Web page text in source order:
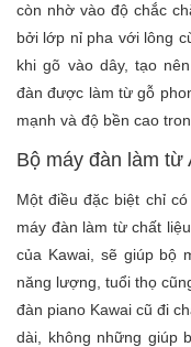
còn nhờ vào độ chắc
bởi lớp nỉ pha với lông
khi gõ vào dây, tạo
đàn được làm từ gỗ
mạnh và độ bền cao
Bộ máy đàn làm từ
Một điều đặc biệt chỉ
máy đàn làm từ chất
của Kawai, sẽ giúp bộ
năng lượng, tuổi thọ
đàn piano Kawai cũ đi
dài, không những giúp